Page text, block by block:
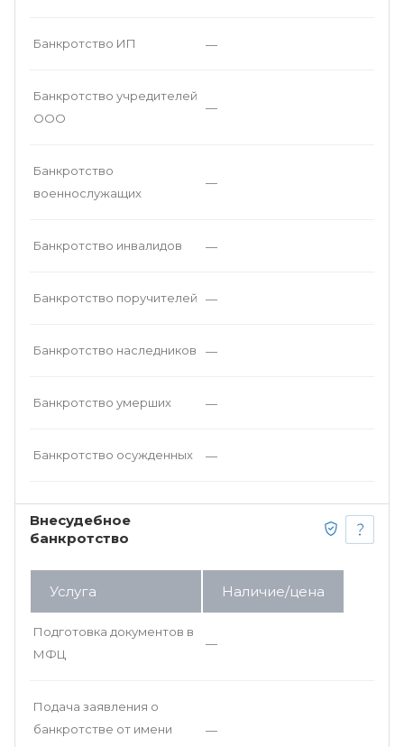
Банкротство ИП —
Банкротство учредителей
ООО
—
Банкротство
военнослужащих
—
Банкротство инвалидов —
Банкротство поручителей —
Банкротство наследников —
Банкротство умерших —
Банкротство осужденных —
Внесудебное
банкротство
Услуга Наличие/цена
Подготовка документов в
МФЦ
—
Подача заявления о
банкротстве от имени
—